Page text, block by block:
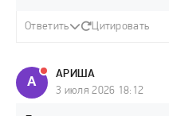
Ответить Цитировать
А
АРИША
3 июля 2026 18:12